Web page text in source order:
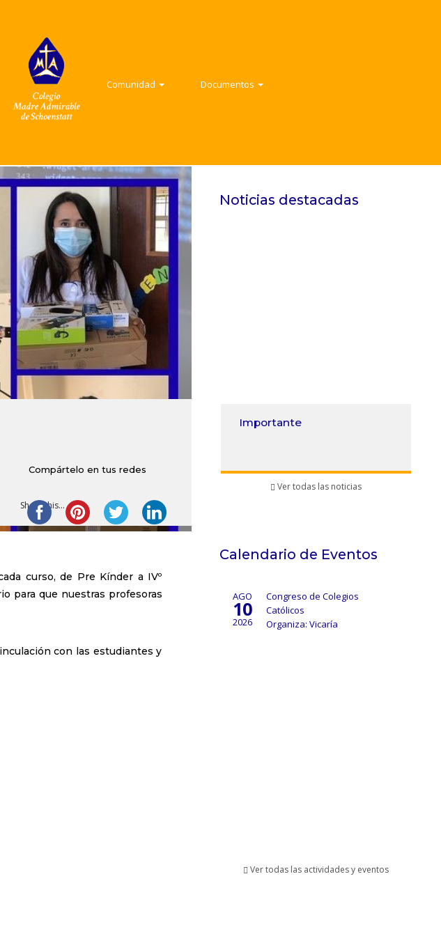
Comunidad Documentos
Escolar
Compártelo en tus redes
Share this...
curso, de Pre Kínder a IVº
para que nuestras profesoras
con las estudiantes y
Noticias destacadas
Importante
Ver todas las noticias
Calendario de Eventos
AGO
10
2026
Congreso de Colegios
Católicos
Organiza: Vicaría
Ver todas las actividades y eventos